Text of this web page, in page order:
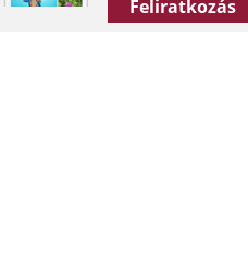
Feliratkozás